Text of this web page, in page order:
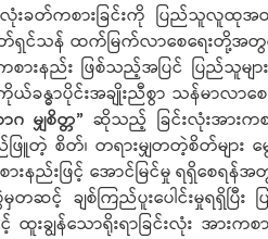
င်းလုံးခတ်ကစားခြင်းကို ပြည်သူ
င်သန် ထက်မြက်လာစေရေးတို့အတွက်
းနည်း ဖြစ်သည့်အပြင် ပြည်သူမျာ
ခန္ဓာပိုင်းအချိုးညီစွာ သန်မာလ
ဂ မျှစိတ္တ”ဆိုသည့် ခြင်းလုံးအားကစ
တဲ့ စိတ်၊ တရားမျှတတဲ့စိတ်များ မွ
စားနည်းဖြင့် အောင်မြင်မှု ရရှိစ
တဆင့် ချစ်ကြည်ပူးပေါင်းမှုရရှိပ
းချွန်သောရိုးရာခြင်းလုံး အား